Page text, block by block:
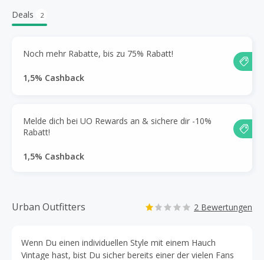
Deals 2
Noch mehr Rabatte, bis zu 75% Rabatt!
1,5% Cashback
Melde dich bei UO Rewards an & sichere dir -10%
Rabatt!
1,5% Cashback
Urban Outfitters 2 Bewertungen
Wenn Du einen individuellen Style mit einem Hauch
Vintage hast, bist Du sicher bereits einer der vielen Fans